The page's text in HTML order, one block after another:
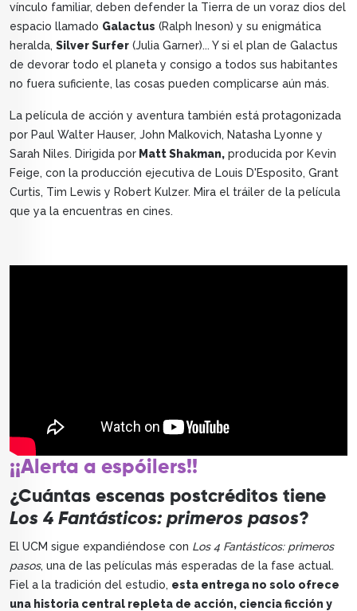
vínculo familiar, deben defender la Tierra de un voraz dios del
espacio llamado Galactus (Ralph Ineson) y su enigmática
heralda, Silver Surfer (Julia Garner)... Y si el plan de Galactus
de devorar todo el planeta y consigo a todos sus habitantes
no fuera suficiente, las cosas pueden complicarse aún más.
La película de acción y aventura también está protagonizada
por Paul Walter Hauser, John Malkovich, Natasha Lyonne y
Sarah Niles. Dirigida por Matt Shakman, producida por Kevin
Feige, con la producción ejecutiva de Louis D'Esposito, Grant
Curtis, Tim Lewis y Robert Kulzer. Mira el tráiler de la película
que ya la encuentras en cines.
¡¡Alerta a espóilers!!
¿Cuántas escenas postcréditos tiene
Los 4 Fantásticos: primeros pasos?
El UCM sigue expandiéndose con Los 4 Fantásticos: primeros
pasos, una de las películas más esperadas de la fase actual.
Fiel a la tradición del estudio, esta entrega no solo ofrece
una historia central repleta de acción, ciencia ficción y